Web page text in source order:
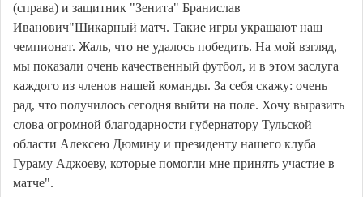
(справа) и защитник "Зенита" Бранислав
Иванович"Шикарный матч. Такие игры украшают наш
чемпионат. Жаль, что не удалось победить. На мой взгляд,
мы показали очень качественный футбол, и в этом заслуга
каждого из членов нашей команды. За себя скажу: очень
рад, что получилось сегодня выйти на поле. Хочу выразить
слова огромной благодарности губернатору Тульской
области Алексею Дюмину и президенту нашего клуба
Гураму Аджоеву, которые помогли мне принять участие в
матче".